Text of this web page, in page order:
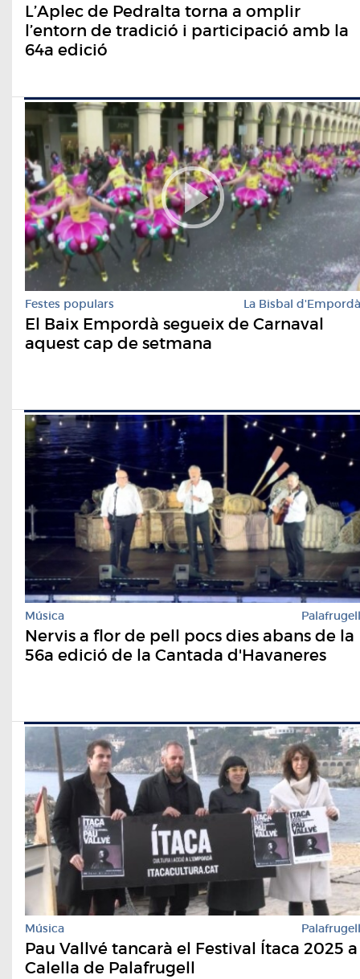
L’Aplec de Pedralta torna a omplir
l’entorn de tradició i participació amb la
64a edició
Festes populars La Bisbal d'Empordà
El Baix Empordà segueix de Carnaval
aquest cap de setmana
Música Palafrugell
Nervis a flor de pell pocs dies abans de la
56a edició de la Cantada d'Havaneres
Música Palafrugell
Pau Vallvé tancarà el Festival Ítaca 2025 a
Calella de Palafrugell